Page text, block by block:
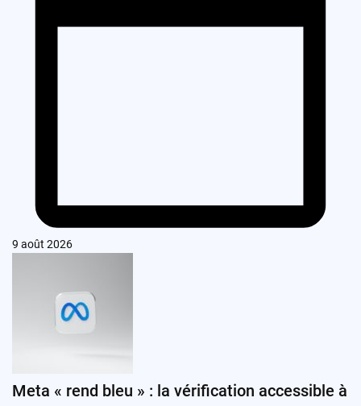
9 août 2026
Meta « rend bleu » : la vérification accessible à